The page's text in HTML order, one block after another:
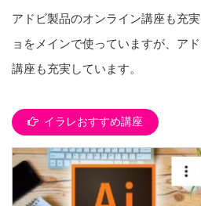
アドビ製品のオンライン講座も充
ョをメインで使っていますが、ア
講座も充実しています。
イラレおすすめ講座